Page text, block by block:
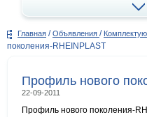
Главная / Объявления /
поколения-RHEINPLAST
Профиль нового
22-09-2011
Профиль нового поколения-